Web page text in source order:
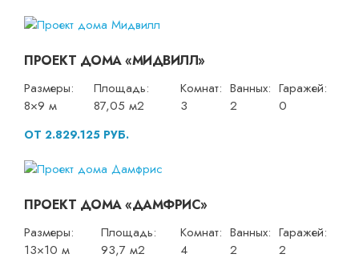
ПРОЕКТ ДОМА «МИДВИЛЛ»
Размеры:
8×9 м
Площадь:
87,05 м2
Комнат:
3
Ванных:
2
Гаражей:
0
ОТ 2.829.125 РУБ.
ПРОЕКТ ДОМА «ДАМФРИС»
Размеры:
13×10 м
Площадь:
93,7 м2
Комнат:
4
Ванных:
2
Гаражей:
2